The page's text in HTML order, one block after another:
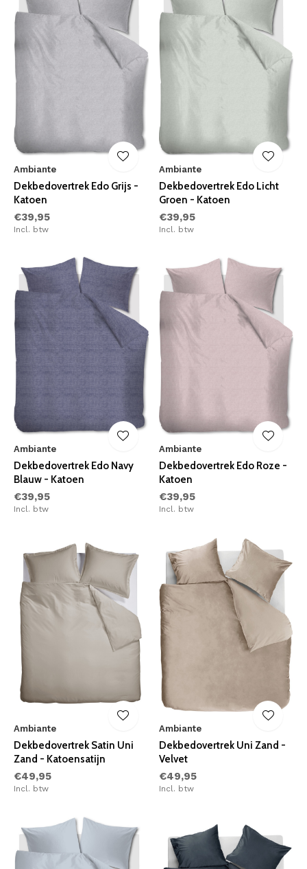
Ambiante
Dekbedovertrek Edo Grijs -
Katoen
€39,95
Incl. btw
Ambiante
Dekbedovertrek Edo Licht
Groen - Katoen
€39,95
Incl. btw
Ambiante
Dekbedovertrek Edo Navy
Blauw - Katoen
€39,95
Incl. btw
Ambiante
Dekbedovertrek Edo Roze -
Katoen
€39,95
Incl. btw
Ambiante
Dekbedovertrek Satin Uni
Zand - Katoensatijn
€49,95
Incl. btw
Ambiante
Dekbedovertrek Uni Zand -
Velvet
€49,95
Incl. btw